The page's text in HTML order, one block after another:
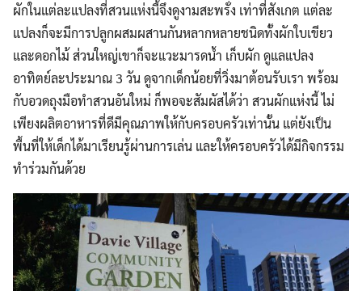
ผักในแต่ละแปลงที่สวนแห่งนี้จึงดูงามสะพรั่ง เท่าที่สังเกต แต่ละ
แปลงก็จะมีการปลูกผสมผสานกันหลากหลายชนิดทั้งผักใบเขียว
และดอกไม้ ส่วนใหญ่เขาก็จะแวะมารดน้ำ เก็บผัก ดูแลแปลง
อาทิตย์ละประมาณ 3 วัน ดูจากเด็กน้อยที่วิ่งมาต้อนรับเรา พร้อม
กับอวดถุงมือทำสวนอันใหม่ ก็พอจะสัมผัสได้ว่า สวนผักแห่งนี้ ไม่
เพียงผลิตอาหารที่ดีมีคุณภาพให้กับครอบครัวเท่านั้น แต่ยังเป็น
พื้นที่ให้เด็กได้มาเรียนรู้ผ่านการเล่น และให้ครอบครัวได้มีกิจกรรม
ทำร่วมกันด้วย